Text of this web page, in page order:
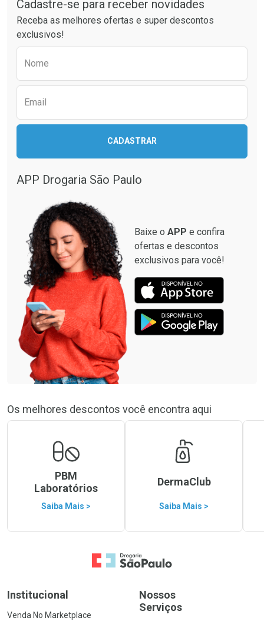
Ativar Desconto
Comprar sem Desconto
Comprar sem Desconto
Por R$ 44,70/cada
Ativar Desconto
Comprar sem Desconto
Comprar sem Desconto
Cadastre-se para receber novidades
Receba as melhores ofertas e super descontos
exclusivos!
Nome
Email
CADASTRAR
APP Drogaria São Paulo
Baixe o APP e confira
ofertas e descontos
exclusivos para você!
Os melhores descontos você encontra aqui
PBM
Laboratórios
Saiba Mais >
DermaClub
Saiba Mais >
Ir para a Home
Institucional
Venda No Marketplace
Nossos
Serviços